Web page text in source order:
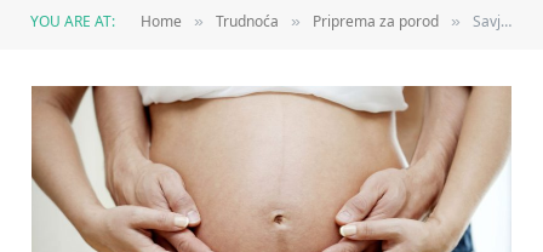
YOU ARE AT: Home » Trudnoća » Priprema za porod » Savjeti za buduće tate